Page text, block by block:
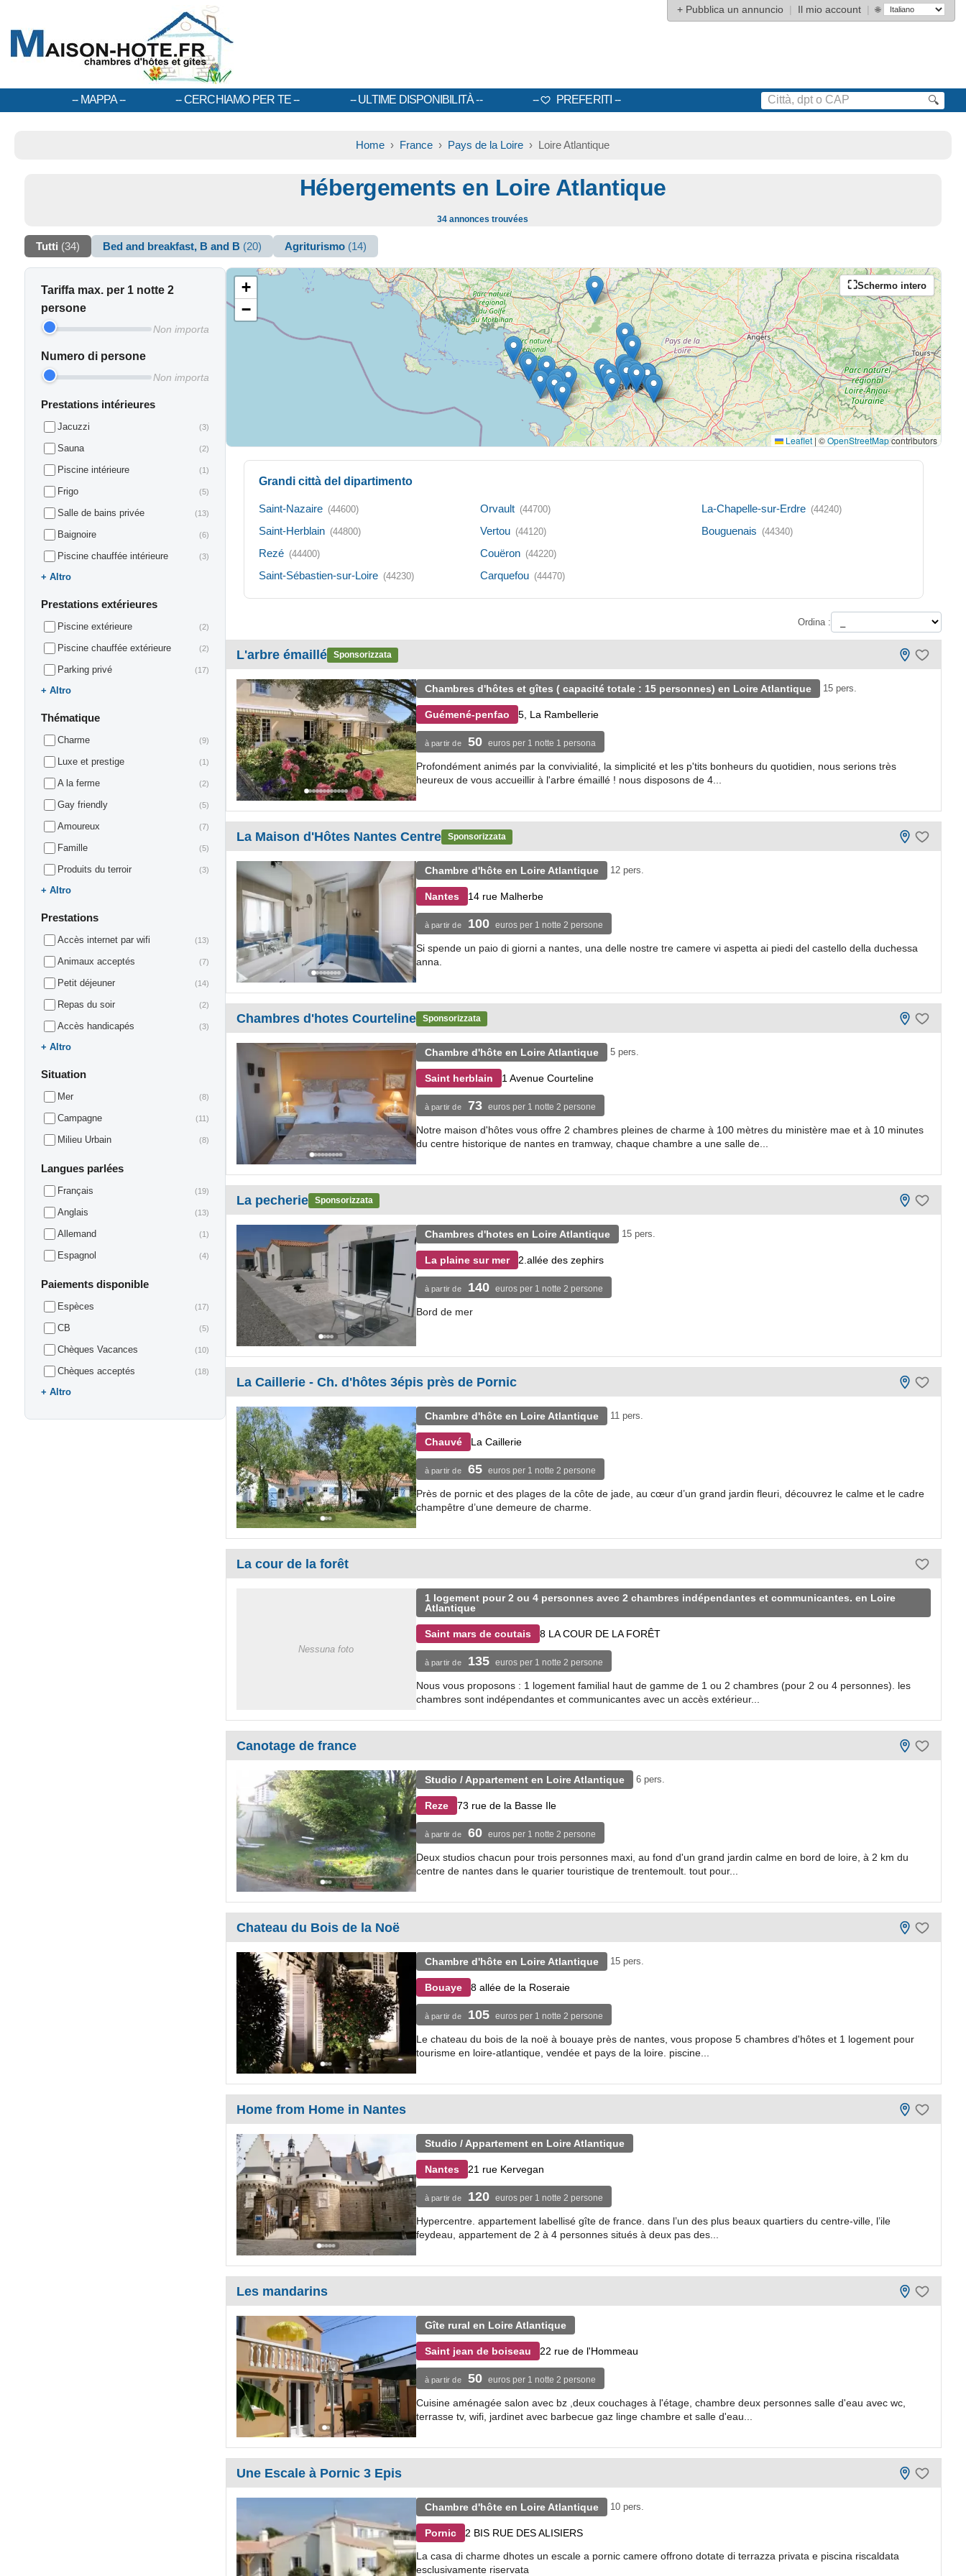
+ Pubblica un annuncio | Il mio account | 🌐
MAPPA CERCHIAMO PER TE ULTIME DISPONIBILITÀ PREFERITI 🔍
Home › France › Pays de la Loire › Loire Atlantique
Hébergements en Loire Atlantique
34 annonces trouvées
Tutti (34) Bed and breakfast, B and B (20) Agriturismo (14)
Tariffa max. per 1 notte 2
persone
Non importa
Numero di persone
Non importa
Prestations intérieures
Jacuzzi (3)
Sauna (2)
Piscine intérieure (1)
Frigo (5)
Salle de bains privée (13)
Baignoire (6)
Piscine chauffée intérieure (3)
Altro
Prestations extérieures
Piscine extérieure (2)
Piscine chauffée extérieure (2)
Parking privé (17)
Altro
Thématique
Charme (9)
Luxe et prestige (1)
A la ferme (2)
Gay friendly (5)
Amoureux (7)
Famille (5)
Produits du terroir (3)
Altro
Prestations
Accès internet par wifi (13)
Animaux acceptés (7)
Petit déjeuner (14)
Repas du soir (2)
Accès handicapés (3)
Altro
Situation
Mer (8)
Campagne (11)
Milieu Urbain (8)
Langues parlées
Français (19)
Anglais (13)
Allemand (1)
Espagnol (4)
Paiements disponible
Espèces (17)
CB (5)
Chèques Vacances (10)
Chèques acceptés (18)
Altro
Schermo intero
+
−
Leaflet | ©OpenStreetMapcontributors
Grandi città del dipartimento
Saint-Nazaire (44600)
Saint-Herblain (44800)
Rezé (44400)
Saint-Sébastien-sur-Loire (44230)
Orvault (44700)
Vertou (44120)
Couëron (44220)
Carquefou (44470)
La-Chapelle-sur-Erdre (44240)
Bouguenais (44340)
Ordina :
L'arbre émaillé Sponsorizzata
Chambres d'hôtes et gîtes ( capacité totale : 15 personnes) en Loire Atlantique 15 pers.
Guémené-penfao 5, La Rambellerie
à partir de 50 euros per 1 notte 1 persona
Profondément animés par la convivialité, la simplicité et les p'tits bonheurs du quotidien, nous serions très
heureux de vous accueillir à l'arbre émaillé ! nous disposons de 4...
La Maison d'Hôtes Nantes Centre Sponsorizzata
Chambre d'hôte en Loire Atlantique 12 pers.
Nantes 14 rue Malherbe
à partir de 100 euros per 1 notte 2 persone
Si spende un paio di giorni a nantes, una delle nostre tre camere vi aspetta ai piedi del castello della duchessa
anna.
Chambres d'hotes Courteline Sponsorizzata
Chambre d'hôte en Loire Atlantique 5 pers.
Saint herblain 1 Avenue Courteline
à partir de 73 euros per 1 notte 2 persone
Notre maison d'hôtes vous offre 2 chambres pleines de charme à 100 mètres du ministère mae et à 10 minutes
du centre historique de nantes en tramway, chaque chambre a une salle de...
La pecherie Sponsorizzata
Chambres d'hotes en Loire Atlantique 15 pers.
La plaine sur mer 2.allée des zephirs
à partir de 140 euros per 1 notte 2 persone
Bord de mer
La Caillerie - Ch. d'hôtes 3épis près de Pornic
Chambre d'hôte en Loire Atlantique 11 pers.
Chauvé La Caillerie
à partir de 65 euros per 1 notte 2 persone
Près de pornic et des plages de la côte de jade, au cœur d’un grand jardin fleuri, découvrez le calme et le cadre
champêtre d’une demeure de charme.
La cour de la forêt
Nessuna foto
1 logement pour 2 ou 4 personnes avec 2 chambres indépendantes et communicantes. en Loire
Atlantique
Saint mars de coutais 8 LA COUR DE LA FORÊT
à partir de 135 euros per 1 notte 2 persone
Nous vous proposons : 1 logement familial haut de gamme de 1 ou 2 chambres (pour 2 ou 4 personnes). les
chambres sont indépendantes et communicantes avec un accès extérieur...
Canotage de france
Studio / Appartement en Loire Atlantique 6 pers.
Reze 73 rue de la Basse Ile
à partir de 60 euros per 1 notte 2 persone
Deux studios chacun pour trois personnes maxi, au fond d'un grand jardin calme en bord de loire, à 2 km du
centre de nantes dans le quarier touristique de trentemoult. tout pour...
Chateau du Bois de la Noë
Chambre d'hôte en Loire Atlantique 15 pers.
Bouaye 8 allée de la Roseraie
à partir de 105 euros per 1 notte 2 persone
Le chateau du bois de la noë à bouaye près de nantes, vous propose 5 chambres d'hôtes et 1 logement pour
tourisme en loire-atlantique, vendée et pays de la loire. piscine...
Home from Home in Nantes
Studio / Appartement en Loire Atlantique
Nantes 21 rue Kervegan
à partir de 120 euros per 1 notte 2 persone
Hypercentre. appartement labellisé gîte de france. dans l’un des plus beaux quartiers du centre-ville, l’ile
feydeau, appartement de 2 à 4 personnes situés à deux pas des...
Les mandarins
Gîte rural en Loire Atlantique
Saint jean de boiseau 22 rue de l'Hommeau
à partir de 50 euros per 1 notte 2 persone
Cuisine aménagée salon avec bz ,deux couchages à l'étage, chambre deux personnes salle d'eau avec wc,
terrasse tv, wifi, jardinet avec barbecue gaz linge chambre et salle d'eau...
Une Escale à Pornic 3 Epis
Chambre d'hôte en Loire Atlantique 10 pers.
Pornic 2 BIS RUE DES ALISIERS
La casa di charme dhotes un escale a pornic camere offrono dotate di terrazza privata e piscina riscaldata
esclusivamente riservata